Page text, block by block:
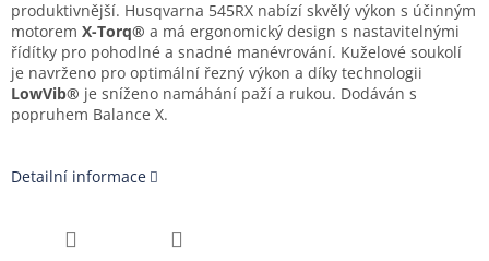
produktivnější. Husqvarna 545RX nabízí skvělý výkon s účinným
motorem X-Torq® a má ergonomický design s nastavitelnými
řídítky pro pohodlné a snadné manévrování. Kuželové soukolí
je navrženo pro optimální řezný výkon a díky technologii
LowVib® je sníženo namáhání paží a rukou. Dodáván s
popruhem Balance X.
Detailní informace